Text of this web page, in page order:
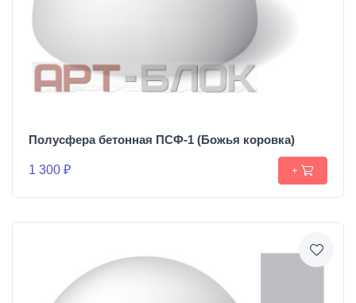
Полусфера бетонная ПСФ-1 (Божья коровка)
1 300 ₽ +